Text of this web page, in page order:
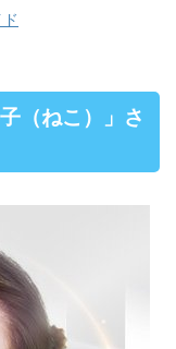
（ねこ）」さ